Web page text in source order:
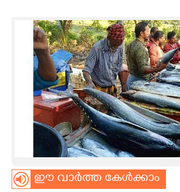
SPIRITUAL
INFO+
CARTOONS
ഈ വാർത്ത കേൾക്കാം